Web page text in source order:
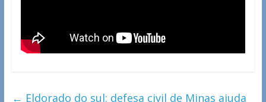
← Eldorado do sul: defesa civil de Minas ajuda